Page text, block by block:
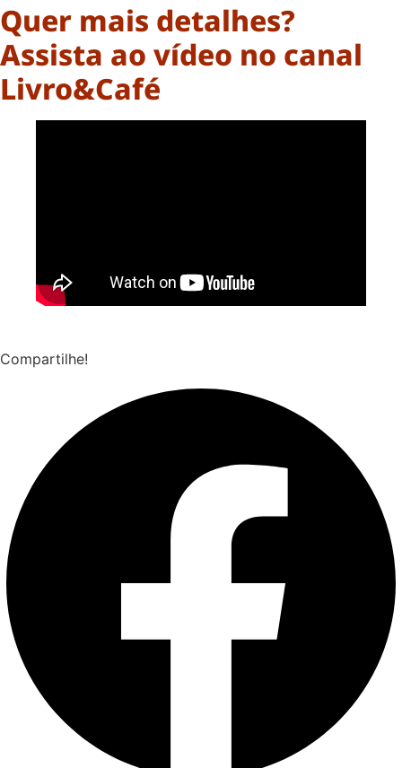
Quer mais detalhes?
Assista ao vídeo no canal
Livro&Café
Compartilhe!